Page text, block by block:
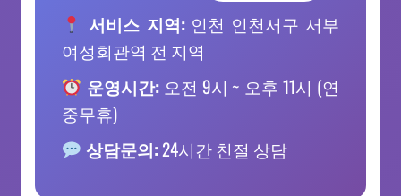
서비스 지역:인천 인천서구 서부
여성회관역 전 지역
운영시간:오전 9시 ~ 오후 11시 (연
중무휴)
상담문의:24시간 친절 상담